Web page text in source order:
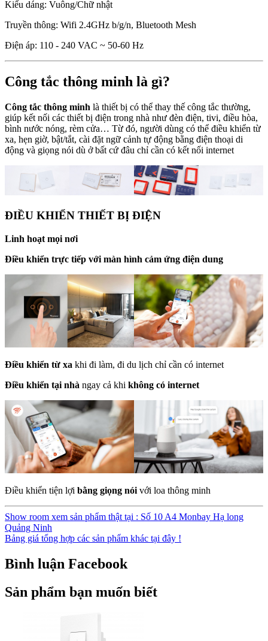
Kiểu dáng: Vuông/Chữ nhật
Truyền thông: Wifi 2.4GHz b/g/n, Bluetooth Mesh
Điện áp: 110 - 240 VAC ~ 50-60 Hz
Công tắc thông minh là gì?
Công tắc thông minh là thiết bị có thể thay thế công tắc thường,
giúp kết nối các thiết bị điện trong nhà như đèn điện, tivi, điều hòa,
bình nước nóng, rèm cửa… Từ đó, người dùng có thể điều khiển từ
xa, hẹn giờ, bật/tắt, cài đặt ngữ cảnh tự động bằng điện thoại di
động và giọng nói dù ở bất cứ đâu chỉ cần có kết nối internet
ĐIỀU KHIỂN THIẾT BỊ ĐIỆN
Linh hoạt mọi nơi
Điều khiển trực tiếp với màn hình cảm ứng điện dung
Điều khiển từ xa khi đi làm, đi du lịch chỉ cần có internet
Điều khiển tại nhà ngay cả khi không có internet
Điều khiển tiện lợi bằng giọng nói với loa thông minh
Show room xem sản phẩm thật tại : Số 10 A4 Monbay Hạ long
Quảng Ninh
Bảng giá tổng hợp các sản phẩm khác tại đây !
Bình luận Facebook
Sản phẩm bạn muốn biết